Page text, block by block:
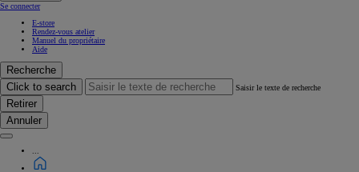
Se connecter
E-store
Rendez-vous atelier
Manuel du propriétaire
Aide
Recherche
Click to search
Saisir le texte de recherche
Retirer
Annuler